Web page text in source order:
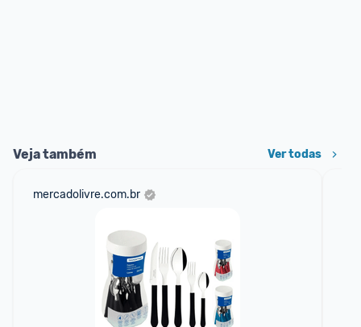
Veja também Ver todas
mercadolivre.com.br